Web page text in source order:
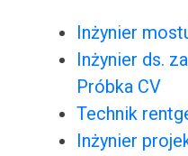
Inżynier
Inżynier ds.
Próbka CV
Technik
Inżynier